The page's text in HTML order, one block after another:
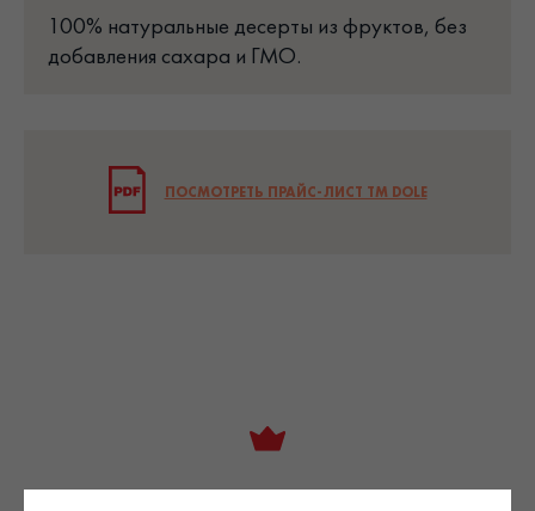
100% натуральные десерты из фруктов, без
добавления сахара и ГМО.
ПОСМОТРЕТЬ ПРАЙС-ЛИСТ TM DOLE